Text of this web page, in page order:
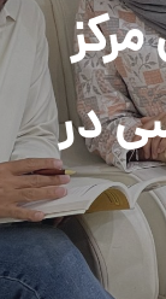
در